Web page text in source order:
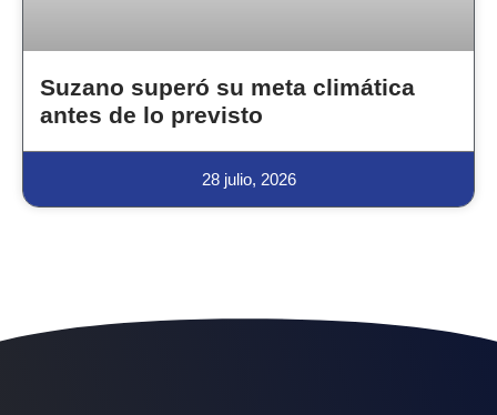
Suzano superó su meta climática
antes de lo previsto
28 julio, 2026